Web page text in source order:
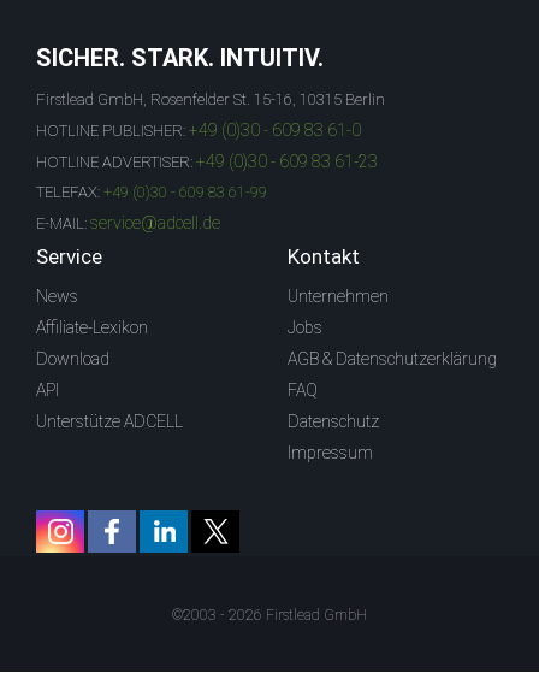
SICHER. STARK. INTUITIV.
Firstlead GmbH, Rosenfelder St. 15-16, 10315 Berlin
HOTLINE PUBLISHER: +49 (0)30 - 609 83 61-0
HOTLINE ADVERTISER: +49 (0)30 - 609 83 61-23
TELEFAX: +49 (0)30 - 609 83 61-99
E-MAIL: service@adcell.de
Service
News
Affiliate-Lexikon
Download
API
Unterstütze ADCELL
Kontakt
Unternehmen
Jobs
AGB & Datenschutzerklärung
FAQ
Datenschutz
Impressum
©2003 - 2026 Firstlead GmbH